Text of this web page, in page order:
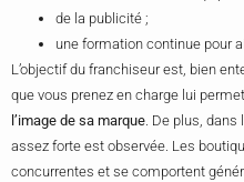
de la publicité ;
une formation continue pour
L’objectif du franchiseur est, bien
que vous prenez en charge lui
l’image de sa marque. De plus,
assez forte est observée. Les
concurrentes et se comportent